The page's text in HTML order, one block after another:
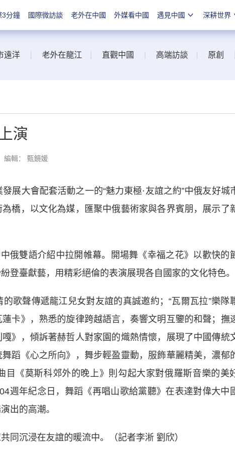
3分鐘 國際微訪談 老外在中國 外媒看中國 遇見中國 深耕世界
遠洋 老外在龍江 直觀中國 高端訪談 原創
演
編輯： 甄鏡媛
大會配套活動之一的“魅力東極·友誼之約”中俄友好城
橋，以文化為媒，匯聚中俄藝術家與各界賓朋，展示了
雙語介紹中拉開帷幕。開場舞《幸福之花》以歡快的
登臺獻藝，用精彩絕倫的表演展現各自國家的文化特色。
聲傳遞龍江兒女對友誼的真誠邀約；“瓦爾瓦拉”樂隊
卡》，熟悉的旋律跨越語言，奏響文明互鑒的和聲；撫
》，傾訴著赫哲人對家園的熾熱情懷，展現了中國傳統
蹈《心之所向》，舞步輕盈靈動，服飾華麗精美，濃郁
目《莫斯科郊外的晚上》則勾起大家對俄羅斯音樂的美
週年紀念日，舞蹈《再唱山歌給黨聽》在表達對偉大中
出的高潮。
沉浸在友誼的暖流中。（記者李淅 劉欣）